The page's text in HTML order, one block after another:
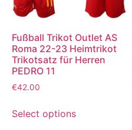
Fußball Trikot Outlet AS
Roma 22-23 Heimtrikot
Trikotsatz für Herren
PEDRO 11
€42.00
Select options